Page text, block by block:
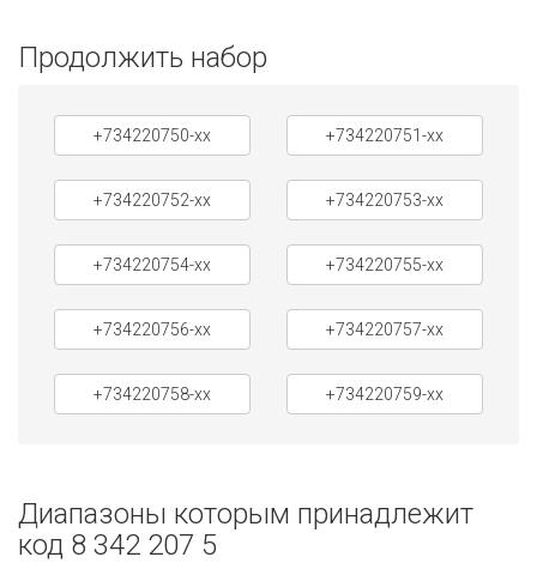
Продолжить набор
+734220750-xx +734220751-xx
+734220752-xx +734220753-xx
+734220754-xx +734220755-xx
+734220756-xx +734220757-xx
+734220758-xx +734220759-xx
Диапазоны которым принадлежит
код 8 342 207 5